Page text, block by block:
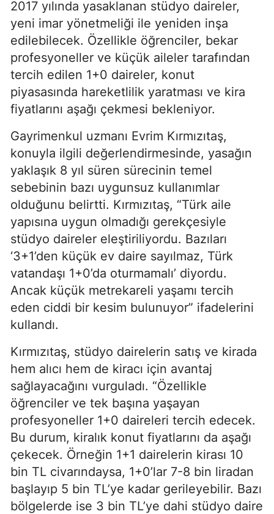
2017 yılında yasaklanan stüdyo daireler,
yeni imar yönetmeliği ile yeniden inşa
edilebilecek. Özellikle öğrenciler, bekar
profesyoneller ve küçük aileler tarafından
tercih edilen 1+0 daireler, konut
piyasasında hareketlilik yaratması ve kira
fiyatlarını aşağı çekmesi bekleniyor.
Gayrimenkul uzmanı Evrim Kırmızıtaş,
konuyla ilgili değerlendirmesinde, yasağın
yaklaşık 8 yıl süren sürecinin temel
sebebinin bazı uygunsuz kullanımlar
olduğunu belirtti. Kırmızıtaş, “Türk aile
yapısına uygun olmadığı gerekçesiyle
stüdyo daireler eleştiriliyordu. Bazıları
‘3+1’den küçük ev daire sayılmaz, Türk
vatandaşı 1+0’da oturmamalı’ diyordu.
Ancak küçük metrekareli yaşamı tercih
eden ciddi bir kesim bulunuyor” ifadelerini
kullandı.
Kırmızıtaş, stüdyo dairelerin satış ve kirada
hem alıcı hem de kiracı için avantaj
sağlayacağını vurguladı. “Özellikle
öğrenciler ve tek başına yaşayan
profesyoneller 1+0 daireleri tercih edecek.
Bu durum, kiralık konut fiyatlarını da aşağı
çekecek. Örneğin 1+1 dairelerin kirası 10
bin TL civarındaysa, 1+0’lar 7-8 bin liradan
başlayıp 5 bin TL’ye kadar gerileyebilir. Bazı
bölgelerde ise 3 bin TL’ye dahi stüdyo daire